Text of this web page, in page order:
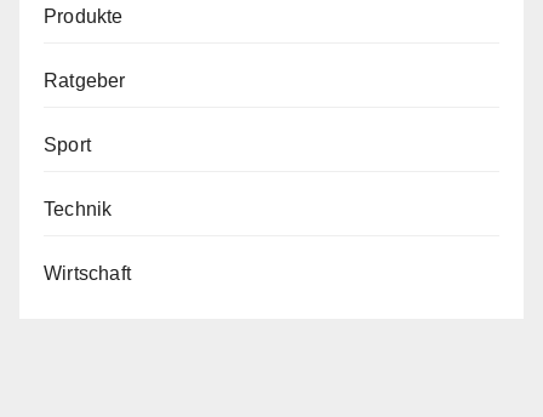
Produkte
Ratgeber
Sport
Technik
Wirtschaft